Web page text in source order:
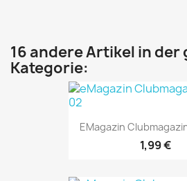
16 andere Artikel in der
Kategorie:
EMagazin
1,99 €